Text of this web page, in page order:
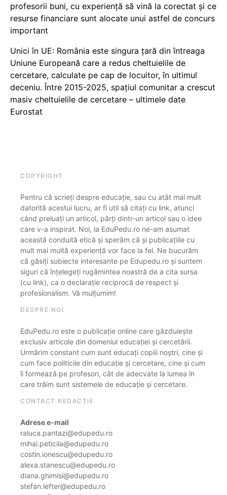
profesorii buni, cu experiență să vină la corectat și ce
resurse financiare sunt alocate unui astfel de concurs
important
Unici în UE: România este singura țară din întreaga
Uniune Europeană care a redus cheltuielile de
cercetare, calculate pe cap de locuitor, în ultimul
deceniu. Între 2015-2025, spațiul comunitar a crescut
masiv cheltuielile de cercetare – ultimele date
Eurostat
COPYRIGHT
Pentru că scrieți despre educație, sau cu atât mai mult
datorită acestui lucru, ar fi util să citați cu link, atunci
când preluați un articol, părți dintr-un articol sau o idee
care v-a inspirat. Noi, la EduPedu.ro ne-am asumat
această conduită etică și sperăm că și publicațiile cu
mult mai multă experiență vor face la fel. Ne bucurăm
că găsiți subiecte interesante pe Edupedu.ro și suntem
siguri că înțelegeți rugămintea noastră de a cita sursa
(cu link), ca o declarație reciprocă de respect și
profesionalism. Vă mulțumim!
DESPRE NOI
EduPedu.ro este o publicație online care găzduiește
exclusiv articole din domeniul educației și cercetării.
Urmărim constant cum sunt educați copiii noștri, cine și
cum face politicile din educație și cercetare, cine și cum
îi formează pe profesori, cât de adecvate la lumea în
care trăim sunt sistemele de educație și cercetare.
CONTACT REDACȚIE
Adrese e-mail
raluca.pantazi@edupedu.ro
mihai.peticila@edupedu.ro
costin.ionescu@edupedu.ro
alexa.stanescu@edupedu.ro
diana.ghimisi@edupedu.ro
stefan.lefter@edupedu.ro